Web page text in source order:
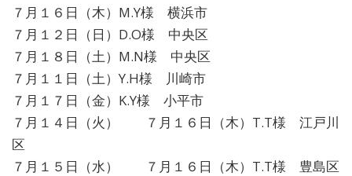
７月１６日（木）M.Y様 横浜市
７月１２日（日）D.O様 中央区
７月１８日（土）M.N様 中央区
７月１１日（土）Y.H様 川崎市
７月１７日（金）K.Y様 小平市
７月１４日（火） ７月１６日（木）T.T様 江戸川
区
７月１５日（水） ７月１６日（木）T.T様 豊島区